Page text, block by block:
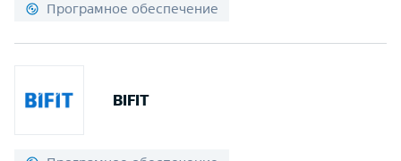
Програмное обеспечение
BIFIT